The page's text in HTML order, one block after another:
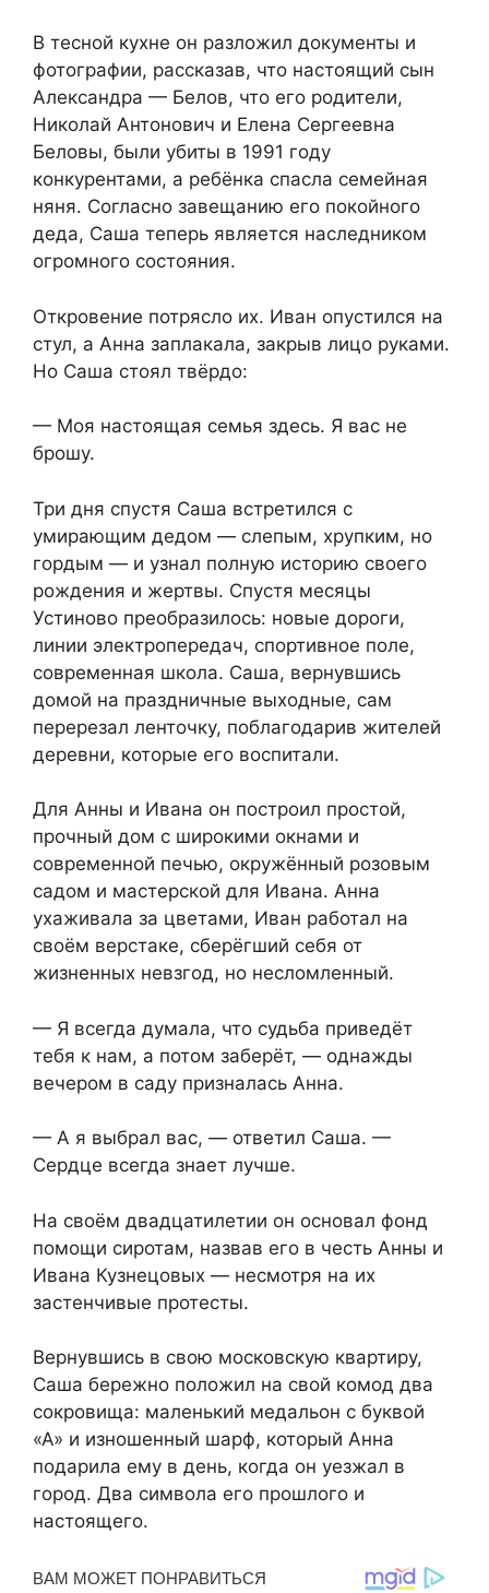
В тесной кухне он разложил документы и
фотографии, рассказав, что настоящий сын
Александра — Белов, что его родители,
Николай Антонович и Елена Сергеевна
Беловы, были убиты в 1991 году
конкурентами, а ребёнка спасла семейная
няня. Согласно завещанию его покойного
деда, Саша теперь является наследником
огромного состояния.
Откровение потрясло их. Иван опустился на
стул, а Анна заплакала, закрыв лицо руками.
Но Саша стоял твёрдо:
— Моя настоящая семья здесь. Я вас не
брошу.
Три дня спустя Саша встретился с
умирающим дедом — слепым, хрупким, но
гордым — и узнал полную историю своего
рождения и жертвы. Спустя месяцы
Устиново преобразилось: новые дороги,
линии электропередач, спортивное поле,
современная школа. Саша, вернувшись
домой на праздничные выходные, сам
перерезал ленточку, поблагодарив жителей
деревни, которые его воспитали.
Для Анны и Ивана он построил простой,
прочный дом с широкими окнами и
современной печью, окружённый розовым
садом и мастерской для Ивана. Анна
ухаживала за цветами, Иван работал на
своём верстаке, сберёгший себя от
жизненных невзгод, но несломленный.
— Я всегда думала, что судьба приведёт
тебя к нам, а потом заберёт, — однажды
вечером в саду призналась Анна.
— А я выбрал вас, — ответил Саша. —
Сердце всегда знает лучше.
На своём двадцатилетии он основал фонд
помощи сиротам, назвав его в честь Анны и
Ивана Кузнецовых — несмотря на их
застенчивые протесты.
Вернувшись в свою московскую квартиру,
Саша бережно положил на свой комод два
сокровища: маленький медальон с буквой
«А» и изношенный шарф, который Анна
подарила ему в день, когда он уезжал в
город. Два символа его прошлого и
настоящего.